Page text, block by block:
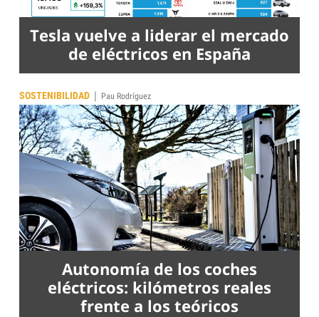
Tesla vuelve a liderar el mercado
de eléctricos en España
SOSTENIBILIDAD | Pau Rodríguez
Autonomía de los coches
eléctricos: kilómetros reales
frente a los teóricos